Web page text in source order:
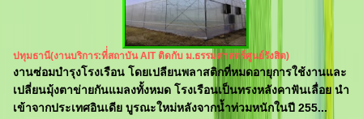
ปทุมธานี(งานบริการ:ที่่สถาบัน AIT ติดกับ ม.ธรรมศาสตร์ศูนย์รังสิต)
งานซ่อมบำรุงโรงเรือน โดยเปลียนพลาสติกที่หมดอายุการใช้งานและ
เปลี่ยนมุ้งตาข่ายกันแมลงทั้งหมด โรงเรือนเป็นทรงหลังคาฟันเลื่อย นำ
เข้าจากประเทศอินเดีย บูรณะใหม่หลังจากน้ำท่วมหนักในปี 255...